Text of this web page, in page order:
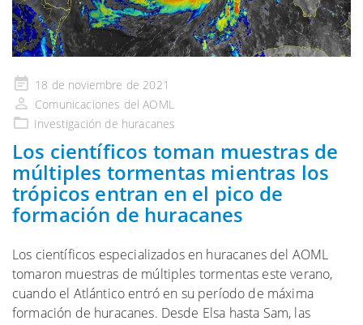
Publicado
en
18 de noviembre de 2021
Comunicaciones del AOML
Investigación de huracanes
Los científicos toman muestras de
múltiples tormentas mientras los
trópicos entran en el pico de
formación de huracanes
Los científicos especializados en huracanes del AOML
tomaron muestras de múltiples tormentas este verano,
cuando el Atlántico entró en su período de máxima
formación de huracanes. Desde Elsa hasta Sam, las